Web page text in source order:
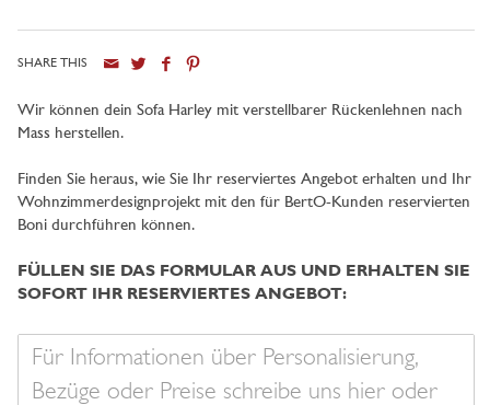
SHARE THIS
Wir können dein Sofa Harley mit verstellbarer Rückenlehnen nach
Mass herstellen.
Finden Sie heraus, wie Sie Ihr reserviertes Angebot erhalten und Ihr
Wohnzimmerdesignprojekt mit den für BertO-Kunden reservierten
Boni durchführen können.
FÜLLEN SIE DAS FORMULAR AUS UND ERHALTEN SIE
SOFORT IHR RESERVIERTES ANGEBOT:
Nachricht
Stadt